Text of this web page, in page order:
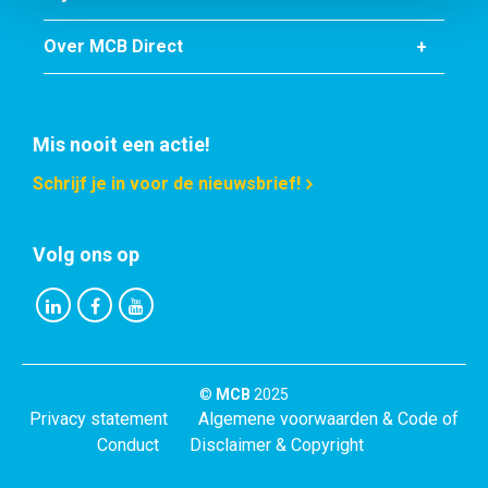
Over MCB Direct
Mis nooit een actie!
Schrijf je in voor de nieuwsbrief!
Volg ons op
© MCB 2025
Privacy statement
Algemene voorwaarden & Code of
Conduct
Disclaimer & Copyright